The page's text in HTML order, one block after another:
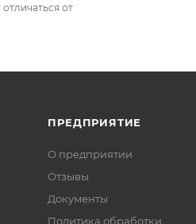
от
ПРЕДПРИЯТИЕ
О предприятии
Отзывы
Документы
Политика обработки